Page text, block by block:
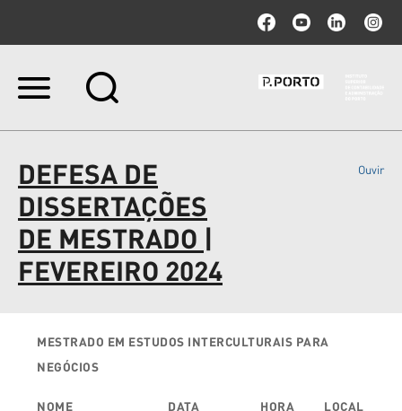
Ir
Ir
para
a
navegação
DEFESA DE
DISSERTAÇÕES
DE MESTRADO |
FEVEREIRO 2024
Ouvir
MESTRADO EM ESTUDOS INTERCULTURAIS PARA
NEGÓCIOS
NOME
DATA
HORA
LOCAL